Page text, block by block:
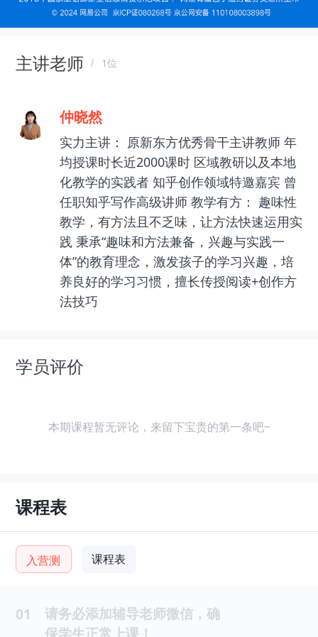
主讲老师 1位
仲晓然
实力主讲： 原新东方优秀骨干主讲教师 年
均授课时长近2000课时 区域教研以及本地
化教学的实践者 知乎创作领域特邀嘉宾 曾
任职知乎写作高级讲师 教学有方： 趣味性
教学，有方法且不乏味，让方法快速运用实
践 秉承“趣味和方法兼备，兴趣与实践一
体”的教育理念，激发孩子的学习兴趣，培
养良好的学习习惯，擅长传授阅读+创作方
法技巧
学员评价
本期课程暂无评论，来留下宝贵的第一条吧~
课程表
入营测 课程表
01
请务必添加辅导老师微信，确
保学生正常上课！